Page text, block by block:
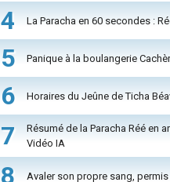
4 La Paracha en 60 secondes :
5 Panique à la boulangerie
6 Horaires du Jeûne de Ticha
7
Résumé de la Paracha Réé en
Vidéo IA
8 Avaler son propre sang, permis